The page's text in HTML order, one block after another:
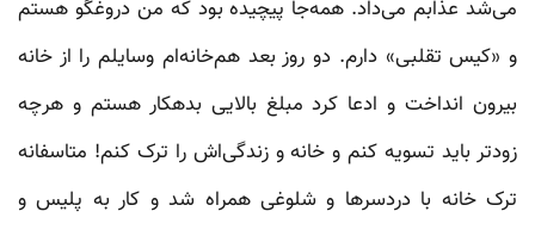
می‌شد عذابم می‌داد. همه‌جا پیچیده بود که من دروغگو هستم
و «کیس تقلبی»‌ دارم. دو روز بعد هم‌خانه‌ام وسایلم را از خانه
بیرون انداخت و ادعا کرد مبلغ بالایی بدهکار هستم و هرچه
زودتر باید تسویه کنم و خانه و زندگی‌اش را ترک کنم! متاسفانه
ترک خانه با دردسرها و شلوغی همراه شد و کار به پلیس و